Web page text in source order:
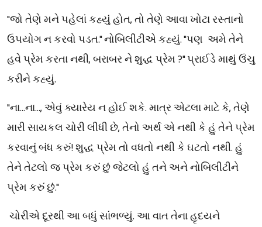
"જો તેણે મને પહેલાં કહ્યું હોત, તો તેણે આવા ખોટા રસ્તાનો
ઉપયોગ ન કરવો પડત." નોબિલીટીએ કહ્યું. "પણ અમે તેને
હવે પ્રેમ કરતા નથી, બરાબર ને શુદ્ધ પ્રેમ ?" પ્રાઈડે માથું ઉંચુ
કરીને કહ્યું.
"ના…ના…, એવું ક્યારેય ન હોઈ શકે. માત્ર એટલા માટે કે, તેણે
મારી સાયકલ ચોરી લીધી છે, તેનો અર્થ એ નથી કે હું તેને પ્રેમ
કરવાનું બંધ કરું! શુદ્ધ પ્રેમ તો વધતો નથી કે ઘટતો નથી. હું
તેને તેટલો જ પ્રેમ કરું છું જેટલો હું તને અને નોબિલીટીને
પ્રેમ કરું છું."
ચોરીએ દૂરથી આ બધું સાંભળ્યું. આ વાત તેના હૃદયને